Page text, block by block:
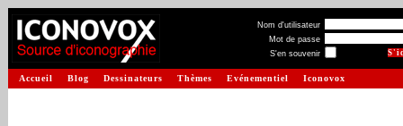
Nom d'utilisateur
Mot de passe
S'en souvenir
Accueil Blog Dessinateurs Thèmes Evénementiel Iconovox